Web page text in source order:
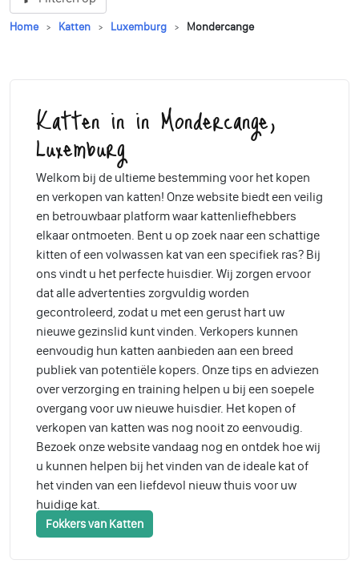
Home Katten Luxemburg Mondercange
Katten in in Mondercange,
Luxemburg
Welkom bij de ultieme bestemming voor het kopen
en verkopen van katten! Onze website biedt een veilig
en betrouwbaar platform waar kattenliefhebbers
elkaar ontmoeten. Bent u op zoek naar een schattige
kitten of een volwassen kat van een specifiek ras? Bij
ons vindt u het perfecte huisdier. Wij zorgen ervoor
dat alle advertenties zorgvuldig worden
gecontroleerd, zodat u met een gerust hart uw
nieuwe gezinslid kunt vinden. Verkopers kunnen
eenvoudig hun katten aanbieden aan een breed
publiek van potentiële kopers. Onze tips en adviezen
over verzorging en training helpen u bij een soepele
overgang voor uw nieuwe huisdier. Het kopen of
verkopen van katten was nog nooit zo eenvoudig.
Bezoek onze website vandaag nog en ontdek hoe wij
u kunnen helpen bij het vinden van de ideale kat of
het vinden van een liefdevol nieuw thuis voor uw
huidige kat.
Fokkers van Katten